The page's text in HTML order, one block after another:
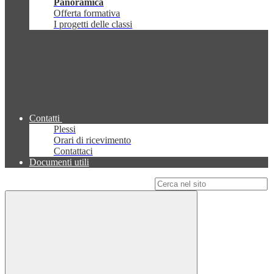
Panoramica
Offerta formativa
I progetti delle classi
Contatti
Plessi
Orari di ricevimento
Contattaci
Documenti utili